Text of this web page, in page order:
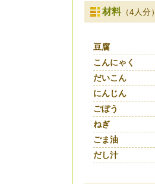
材料（4人分）
豆腐
こんにゃく
だいこん
にんじん
ごぼう
ねぎ
ごま油
だし汁